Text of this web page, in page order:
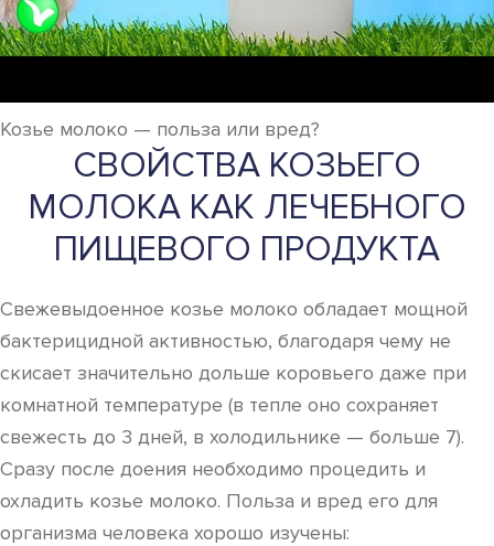
Козье молоко — польза или вред?
СВОЙСТВА КОЗЬЕГО
МОЛОКА КАК ЛЕЧЕБНОГО
ПИЩЕВОГО ПРОДУКТА
Свежевыдоенное козье молоко обладает мощной
бактерицидной активностью, благодаря чему не
скисает значительно дольше коровьего даже при
комнатной температуре (в тепле оно сохраняет
свежесть до 3 дней, в холодильнике — больше 7).
Сразу после доения необходимо процедить и
охладить козье молоко. Польза и вред его для
организма человека хорошо изучены: